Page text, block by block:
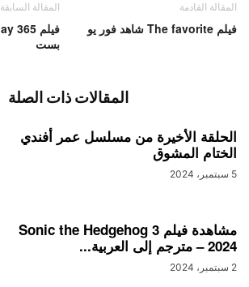
المقالة السابقة
بست
المقالة القادمة
فيلم The favorite شاهد فور يو
المقالات ذات الصلة
الحلقة الأخيرة من مسلسل عمر أفندي
الختام المشوق
5 سبتمبر، 2024
مشاهدة فيلم Sonic the Hedgehog 3
– 2024 مترجم إلى العربية...
2 سبتمبر، 2024